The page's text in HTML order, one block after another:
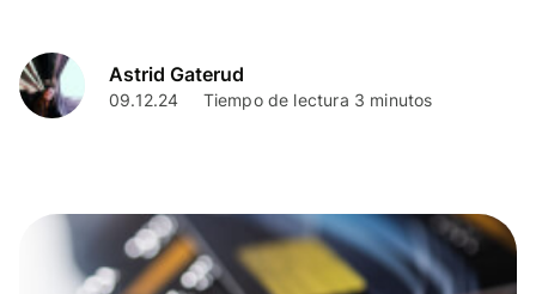
Astrid Gaterud
09.12.24 Tiempo de lectura 3 minutos